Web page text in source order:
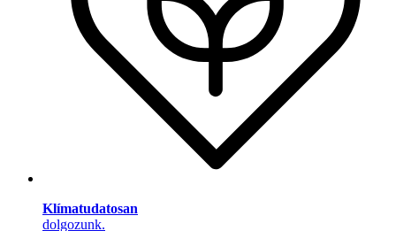
Klímatudatosan
dolgozunk.